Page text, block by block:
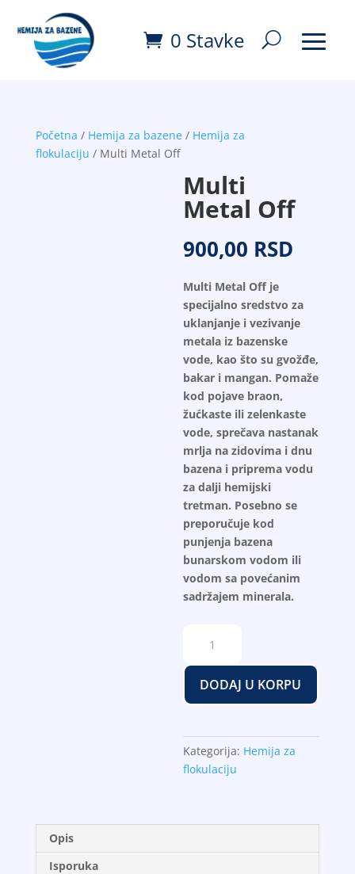
0 Stavke
Početna / Hemija za bazene/ Hemija za
flokulaciju / Multi Metal Off
Multi
Metal Off
900,00 RSD
Multi Metal Off je
specijalno sredstvo za
uklanjanje i vezivanje
metala iz bazenske
vode, kao što su gvožđe,
bakar i mangan. Pomaže
kod pojave braon,
žućkaste ili zelenkaste
vode, sprečava nastanak
mrlja na zidovima i dnu
bazena i priprema vodu
za dalji hemijski
tretman. Posebno se
preporučuje kod
punjenja bazena
bunarskom vodom ili
vodom sa povećanim
sadržajem minerala.
Metal
Off
količina
DODAJ U KORPU
Kategorija: Hemija za
flokulaciju
Opis
Isporuka